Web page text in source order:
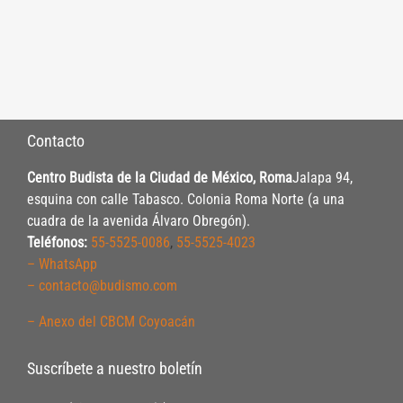
Contacto
Centro Budista de la Ciudad de México, RomaJalapa 94,
esquina con calle Tabasco. Colonia Roma Norte (a una
cuadra de la avenida Álvaro Obregón).
Teléfonos: 55-5525-0086, 55-5525-4023
– WhatsApp
– contacto@budismo.com
– Anexo del CBCM Coyoacán
Suscríbete a nuestro boletín